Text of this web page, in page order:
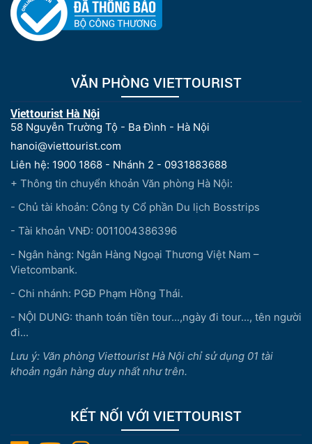
VĂN PHÒNG VIETTOURIST
Viettourist Hà Nội
58 Nguyễn Trường Tộ - Ba Đình - Hà Nội
hanoi@viettourist.com
Liên hệ: 1900 1868 - Nhánh 2 - 0931883688
+ Thông tin chuyển khoản Văn phòng Hà Nội:
- Chủ tài khoản: Công ty Cổ phần Du lịch Bosstrips
- Tài khoản VNĐ: 0011004386396
- Ngân hàng: Ngân Hàng Ngoại Thương Việt Nam –
Vietcombank.
- Chi nhánh: PGĐ Phạm Hồng Thái.
- NỘI DUNG: thanh toán tiền tour...,ngày đi tour..., tên người
đi...
Lưu ý: Văn phòng Viettourist Hà Nội chỉ sử dụng 01 tài
khoản ngân hàng duy nhất như trên.
KẾT NỐI VỚI VIETTOURIST